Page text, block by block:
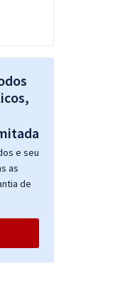
e seu
as
de